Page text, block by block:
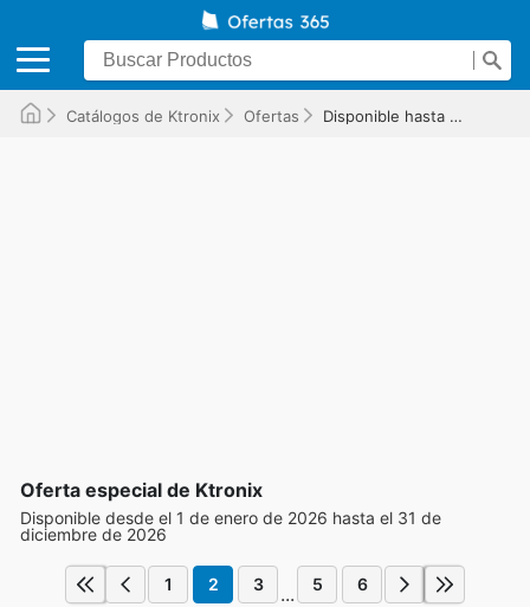
Catálogos de Ktronix Ofertas Disponible hasta el 31/12/2026
Oferta especial de Ktronix
Disponible desde el 1 de enero de 2026 hasta el 31 de
diciembre de 2026
1 2 3 ... 5 6